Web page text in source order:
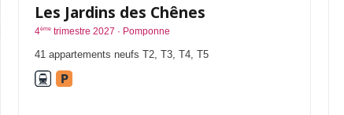
Les Jardins des Chênes
4ème trimestre 2027 · Pomponne
41 appartements neufs T2, T3, T4, T5